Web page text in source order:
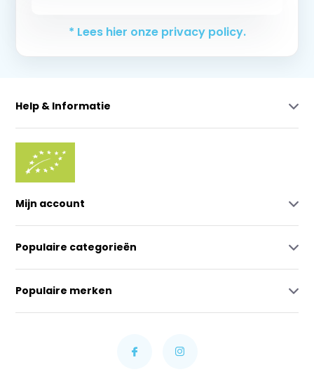
* Lees hier onze privacy policy.
Help & Informatie
Mijn account
Populaire categorieën
Populaire merken